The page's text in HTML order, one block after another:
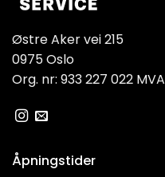
Østre Aker vei 215
0975 Oslo
Org. nr: 933 227 022 MVA
Åpningstider